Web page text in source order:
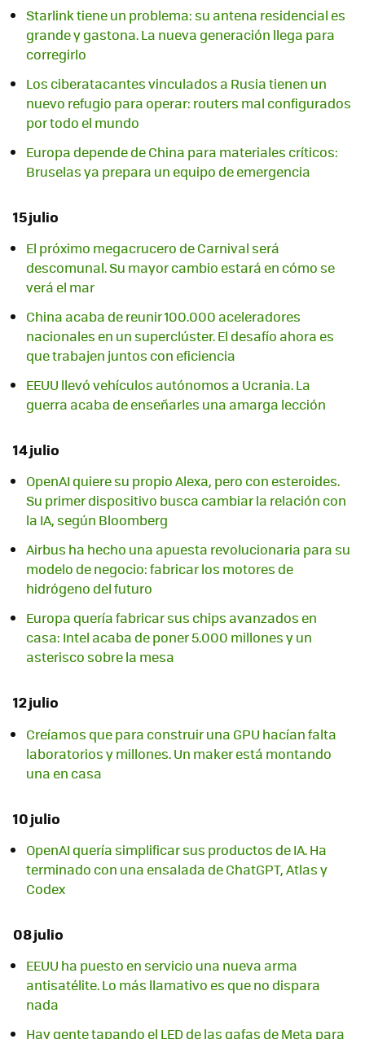
Starlink tiene un problema: su antena residencial es
grande y gastona. La nueva generación llega para
corregirlo
Los ciberatacantes vinculados a Rusia tienen un
nuevo refugio para operar: routers mal configurados
por todo el mundo
Europa depende de China para materiales críticos:
Bruselas ya prepara un equipo de emergencia
15 julio
El próximo megacrucero de Carnival será
descomunal. Su mayor cambio estará en cómo se
verá el mar
China acaba de reunir 100.000 aceleradores
nacionales en un superclúster. El desafío ahora es
que trabajen juntos con eficiencia
EEUU llevó vehículos autónomos a Ucrania. La
guerra acaba de enseñarles una amarga lección
14 julio
OpenAI quiere su propio Alexa, pero con esteroides.
Su primer dispositivo busca cambiar la relación con
la IA, según Bloomberg
Airbus ha hecho una apuesta revolucionaria para su
modelo de negocio: fabricar los motores de
hidrógeno del futuro
Europa quería fabricar sus chips avanzados en
casa: Intel acaba de poner 5.000 millones y un
asterisco sobre la mesa
12 julio
Creíamos que para construir una GPU hacían falta
laboratorios y millones. Un maker está montando
una en casa
10 julio
OpenAI quería simplificar sus productos de IA. Ha
terminado con una ensalada de ChatGPT, Atlas y
Codex
08 julio
EEUU ha puesto en servicio una nueva arma
antisatélite. Lo más llamativo es que no dispara
nada
Hay gente tapando el LED de las gafas de Meta para